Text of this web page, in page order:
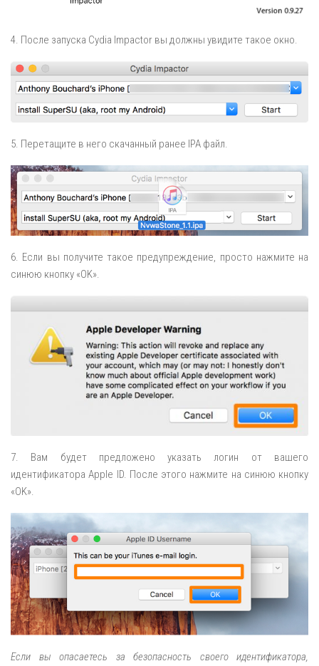
4. После запуска Cydia Impactor вы должны увидите такое окно.
5. Перетащите в него скачанный ранее IPA файл.
6. Если вы получите такое предупреждение, просто нажмите на
синюю кнопку «OK».
7. Вам будет предложено указать логин от вашего
идентификатора Apple ID. После этого нажмите на синюю кнопку
«OK».
Если вы опасаетесь за безопасность своего идентификатора,